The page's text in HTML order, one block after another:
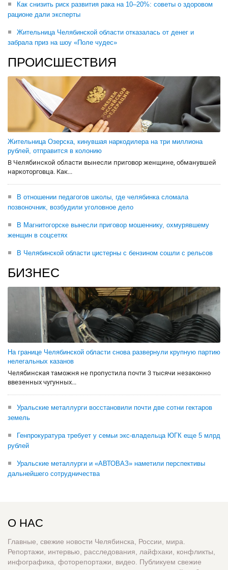
Как снизить риск развития рака на 10–20%: советы о здоровом
рационе дали эксперты
Жительница Челябинской области отказалась от денег и
забрала приз на шоу «Поле чудес»
ПРОИСШЕСТВИЯ
Жительница Озерска, кинувшая наркодилера на три миллиона
рублей, отправится в колонию
В Челябинской области вынесли приговор женщине, обманувшей
наркоторговца. Как...
В отношении педагогов школы, где челябинка сломала
позвоночник, возбудили уголовное дело
В Магнитогорске вынесли приговор мошеннику, охмурявшему
женщин в соцсетях
В Челябинской области цистерны с бензином сошли с рельсов
БИЗНЕС
На границе Челябинской области снова развернули крупную партию
нелегальных казанов
Челябинская таможня не пропустила почти 3 тысячи незаконно
ввезенных чугунных...
Уральские металлурги восстановили почти две сотни гектаров
земель
Генпрокуратура требует у семьи экс-владельца ЮГК еще 5 млрд
рублей
Уральские металлурги и «АВТОВАЗ» наметили перспективы
дальнейшего сотрудничества
О НАС
Главные, свежие новости Челябинска, России, мира.
Репортажи, интервью, расследования, лайфхаки, конфликты,
инфографика, фоторепортажи, видео. Публикуем свежие